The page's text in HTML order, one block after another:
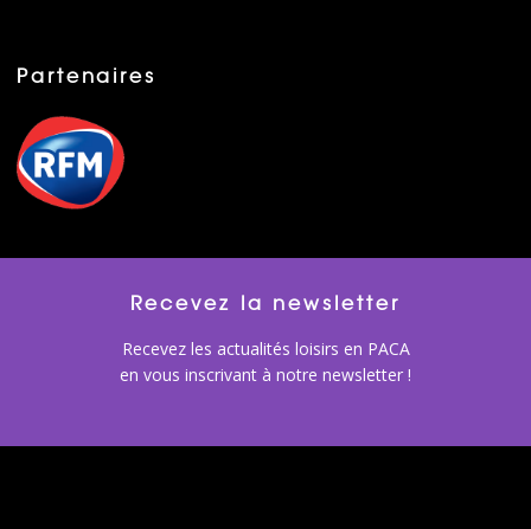
Partenaires
Recevez la newsletter
Recevez les actualités loisirs en PACA
en vous inscrivant à notre newsletter !